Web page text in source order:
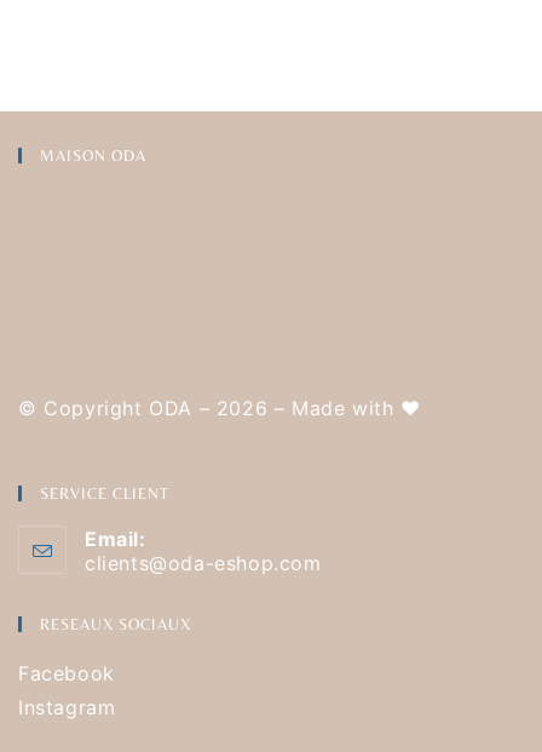
MAISON ODA
© Copyright ODA – 2026 – Made with ❤️
SERVICE CLIENT
Email:
clients@oda-eshop.com
RESEAUX SOCIAUX
Facebook
Instagram